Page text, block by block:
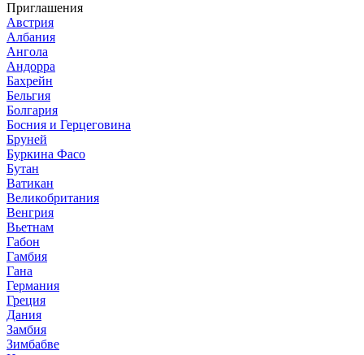
Приглашения
Австрия
Албания
Ангола
Андорра
Бахрейн
Бельгия
Болгария
Босния и Герцеговина
Бруней
Буркина Фасо
Бутан
Ватикан
Великобритания
Венгрия
Вьетнам
Габон
Гамбия
Гана
Германия
Греция
Дания
Замбия
Зимбабве